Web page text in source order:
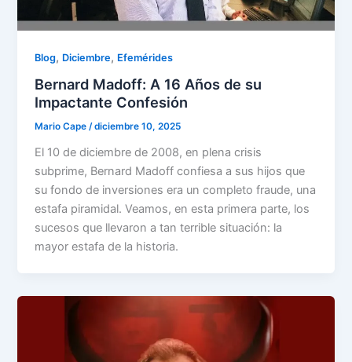
Blog, Diciembre, Efemérides
Bernard Madoff: A 16 Años de su
Impactante Confesión
Mario Cape/diciembre 10, 2025
El 10 de diciembre de 2008, en plena crisis
subprime, Bernard Madoff confiesa a sus hijos que
su fondo de inversiones era un completo fraude, una
estafa piramidal. Veamos, en esta primera parte, los
sucesos que llevaron a tan terrible situación: la
mayor estafa de la historia.